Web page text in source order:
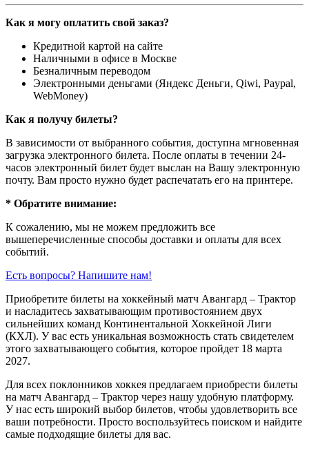
Как я могу оплатить свой заказ?
Кредитной картой на сайте
Наличными в офисе в Москве
Безналичным переводом
Электронными деньгами (Яндекс Деньги, Qiwi, Paypal,
WebMoney)
Как я получу билеты?
В зависимости от выбранного события, доступна мгновенная
загрузка электронного билета. После оплаты в течении 24-
часов электронный билет будет выслан на Вашу электронную
почту. Вам просто нужно будет распечатать его на принтере.
* Обратите внимание:
К сожалению, мы не можем предложить все
вышеперечисленные способы доставки и оплаты для всех
событий.
Есть вопросы? Напишите нам!
Приобретите билеты на хоккейный матч Авангард – Трактор
и насладитесь захватывающим противостоянием двух
сильнейших команд Континентальной Хоккейной Лиги
(КХЛ). У вас есть уникальная возможность стать свидетелем
этого захватывающего события, которое пройдет 18 марта
2027.
Для всех поклонников хоккея предлагаем приобрести билеты
на матч Авангард – Трактор через нашу удобную платформу.
У нас есть широкий выбор билетов, чтобы удовлетворить все
ваши потребности. Просто воспользуйтесь поиском и найдите
самые подходящие билеты для вас.